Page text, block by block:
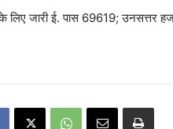
जारी ई. पास 69619; उनसत्तर